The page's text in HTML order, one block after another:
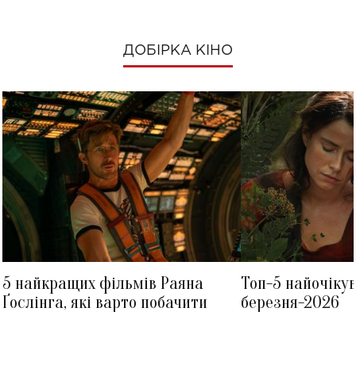
ДОБІРКА КІНО
5 найкращих фільмів Раяна
Ґослінга, які варто побачити
Топ-5
березня-2026